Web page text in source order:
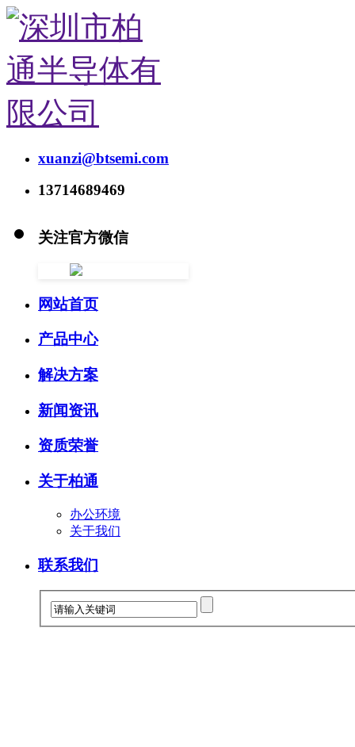
xuanzi@btsemi.com
13714689469
关注官方微信
网站首页
产品中心
解决方案
新闻资讯
资质荣誉
关于柏通
办公环境
关于我们
联系我们